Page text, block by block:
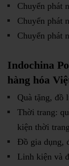
Chuyển phát
Chuyển phát
Chuyển phát
Indochina
hàng hóa
Quà tặng, đồ
Thời trang:
kiện thời
Đồ gia dụng,
Linh kiện và